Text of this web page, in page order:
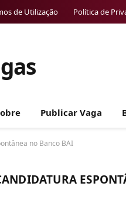
de Utilização Política de
Publicar Vaga
no Banco BAI